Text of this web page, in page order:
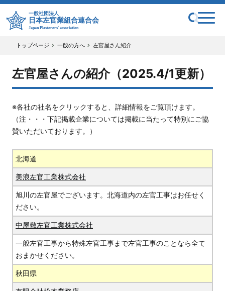
一般社団法人
日本左官業組合連合会
Japan Plasterers' association
トップページ 一般の方へ 左官屋さん紹介
左官屋さんの紹介（2025.4/1更新）
※各社の社名をクリックすると、詳細情報をご覧頂けます。
（注・・・下記掲載企業については掲載に当たって特別にご協
賛いただいております。）
北海道
美浪左官工業株式会社
旭川の左官屋でございます。北海道内の左官工事はお任せく
ださい。
中屋敷左官工業株式会社
一般左官工事から特殊左官工事まで左官工事のことなら全て
おまかせください。
秋田県